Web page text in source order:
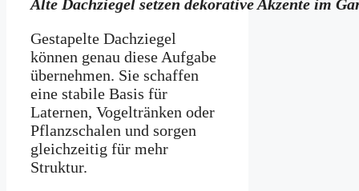
Alte Dachziegel setzen dekorative Akzente im
Gestapelte Dachziegel
können genau diese Aufgabe
übernehmen. Sie schaffen
eine stabile Basis für
Laternen, Vogeltränken oder
Pflanzschalen und sorgen
gleichzeitig für mehr
Struktur.